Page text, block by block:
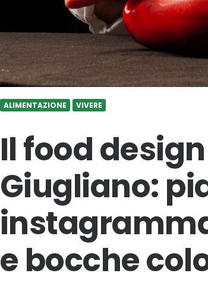
ALIMENTAZIONE VIVERE
Il food
Giugliano:
e bocche